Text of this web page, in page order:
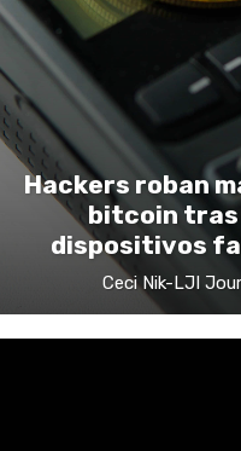
Hackers roban
bitcoin
dispositivos
Ceci Nik-LJI